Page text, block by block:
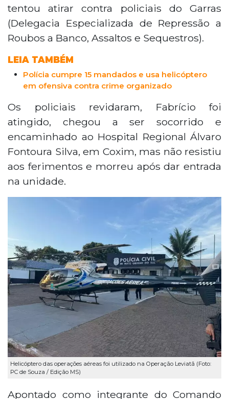
operação cumpre 15 mandados contra
suspeitos ligados ao tráfico na região.
tentou atirar contra policiais do Garras
(Delegacia Especializada de Repressão a
Roubos a Banco, Assaltos e Sequestros).
LEIA TAMBÉM
Polícia cumpre 15 mandados e usa helicóptero
em ofensiva contra crime organizado
Os policiais revidaram, Fabrício foi
atingido, chegou a ser socorrido e
encaminhado ao Hospital Regional Álvaro
Fontoura Silva, em Coxim, mas não resistiu
aos ferimentos e morreu após dar entrada
na unidade.
Helicóptero das operações aéreas foi utilizado na Operação Leviatã (Foto:
PC de Souza / Edição MS)
Apontado como integrante do Comando